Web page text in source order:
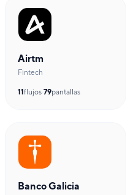
Airtm
Fintech
11 flujos·79pantallas
Banco Galicia